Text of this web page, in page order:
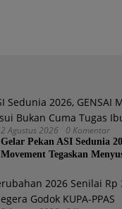
2 Agustus 2026 0 Komentar
Gelar Pekan ASI Sedunia
Movement Tegaskan